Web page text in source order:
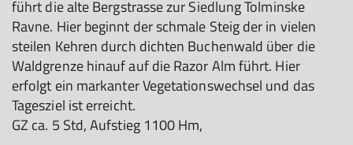
führt die alte Bergstrasse zur Siedlung Tolminske
Ravne. Hier beginnt der schmale Steig der in vielen
steilen Kehren durch dichten Buchenwald über die
Waldgrenze hinauf auf die Razor Alm führt. Hier
erfolgt ein markanter Vegetationswechsel und das
Tagesziel ist erreicht.
GZ ca. 5 Std, Aufstieg 1100 Hm,